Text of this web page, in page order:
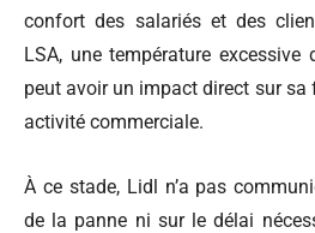
confort des salariés et des
LSA, une température
peut avoir un impact direct sur sa
activité commerciale.
À ce stade, Lidl n’a pas
de la panne ni sur le délai